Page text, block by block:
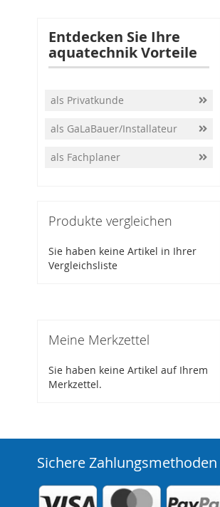
Entdecken Sie Ihre
aquatechnik Vorteile
als Privatkunde
als GaLaBauer/Installateur
als Fachplaner
Produkte vergleichen
Sie haben keine Artikel in Ihrer
Vergleichsliste
Meine Merkzettel
Sie haben keine Artikel auf Ihrem
Merkzettel.
Sichere Zahlungsmethoden